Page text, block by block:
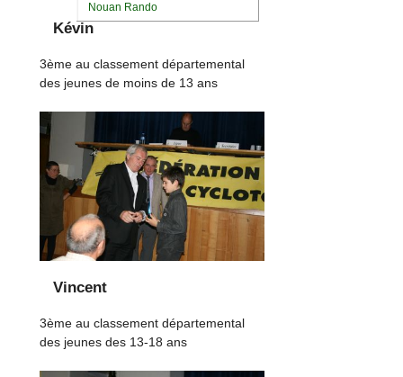
Nouan Rando
Kévin
3ème au classement départemental
des jeunes de moins de 13 ans
Vincent
3ème au classement départemental
des jeunes des 13-18 ans